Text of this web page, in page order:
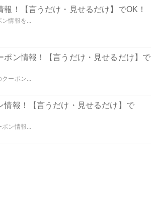
！【言うだけ・見せるだけ】でOK！
ン情報を...
ポン情報！【言うだけ・見せるだけ】で
クーポン...
情報！【言うだけ・見せるだけ】で
ポン情報...